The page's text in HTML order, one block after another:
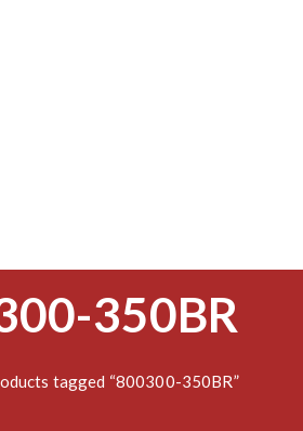
350BR
tagged “800300-350BR”